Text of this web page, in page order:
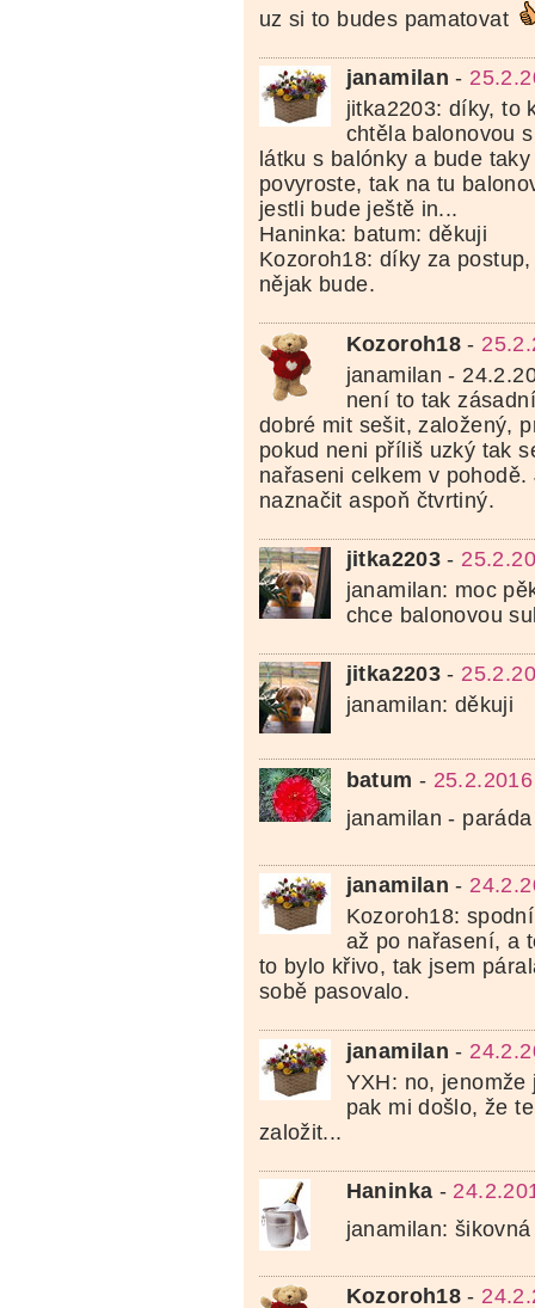
uz si to budes pamatovat
janamilan -
jitka2203: díky, to
chtěla balonovou
látku s balónky a bude
povyroste, tak na tu
jestli bude ještě in...
Haninka: batum: děkuji
Kozoroh18: díky za
nějak bude.
Kozoroh18 -
janamilan -
není to tak
dobré mit sešit, založený,
pokud neni příliš uzký tak
nařaseni celkem v
naznačit aspoň čtvrtiný.
jitka2203 -
janamilan: moc
chce balonovou
jitka2203 -
janamilan: děkuji
batum -
janamilan - paráda
janamilan -
Kozoroh18:
až po nařasení, a
to bylo křivo, tak jsem
sobě pasovalo.
janamilan -
YXH: no,
pak mi došlo, že
založit...
Haninka -
janamilan:
Kozoroh18 -